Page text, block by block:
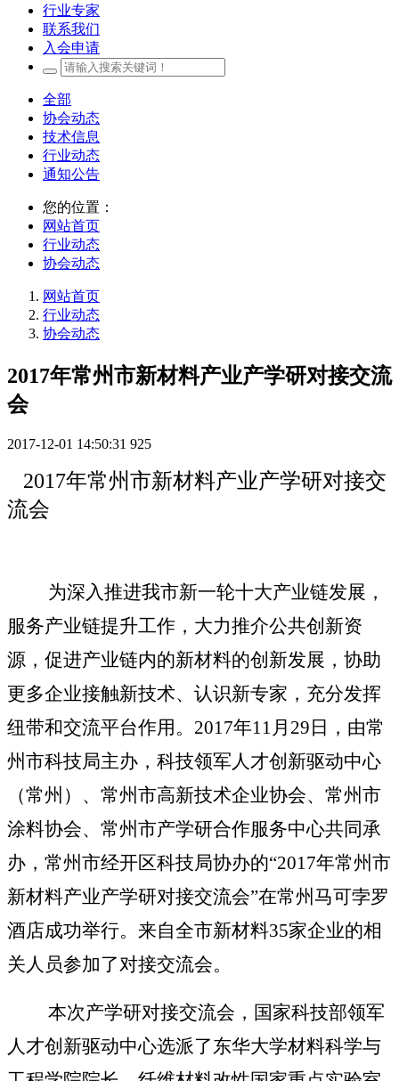
行业专家
联系我们
入会申请
全部
协会动态
技术信息
行业动态
通知公告
您的位置：
网站首页
行业动态
协会动态
网站首页
行业动态
协会动态
2017年常州市新材料产业产学研对接交流
会
2017-12-01 14:50:31 925
2017年常州市新材料产业产学研对接交
流会
为深入推进我市新一轮十大产业链发展，
服务产业链提升工作，大力推介公共创新资
源，促进产业链内的新材料的创新发展，协助
更多企业接触新技术、认识新专家，充分发挥
纽带和交流平台作用。 2017年11月 29 日，由常
州市科技局主办，科技领军人才创新驱动中心
（常州）、常州市高新技术企业协会、常州市
涂料协会、常州市产学研合作服务中心共同承
办，常州市经开区科技局协办的“2017年常州市
新材料产业产学研对接交流会”在常州马可孛罗
酒店成功举行。来自全市新材料35家企业的相
关人员参加了对接交流会。
本次产学研对接交流会，国家科技部领军
人才创新驱动中心选派了东华大学材料科学与